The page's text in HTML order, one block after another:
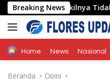
Langsung
ke
konten
Breaking News
Wakilnya Tidak Hadir
Home News Nasional
Beranda Opini